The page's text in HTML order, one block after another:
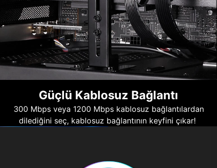
Güçlü Kablosuz Bağlantı
300 Mbps veya 1200 Mbps kablosuz bağlantılardan
dilediğini seç, kablosuz bağlantının keyfini çıkar!